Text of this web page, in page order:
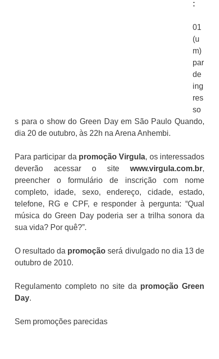
:
01
(u
m)
par
de
ing
res
so
s para o show do Green Day em São Paulo Quando,
dia 20 de outubro, às 22h na Arena Anhembi.
Para participar da promoçãoVirgula, os interessados
deverão acessar o site www.virgula.com.br,
preencher o formulário de inscrição com nome
completo, idade, sexo, endereço, cidade, estado,
telefone, RG e CPF, e responder à pergunta: “Qual
música do Green Day poderia ser a trilha sonora da
sua vida? Por quê?”.
O resultado da promoção será divulgado no dia 13 de
outubro de 2010.
Regulamento completo no site da promoção Green
Day.
Sem promoções parecidas